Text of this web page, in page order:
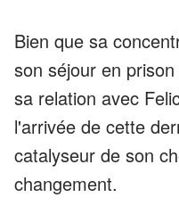
Bien que sa
son séjour en
sa relation avec
l'arrivée de cette
catalyseur de son
changement.